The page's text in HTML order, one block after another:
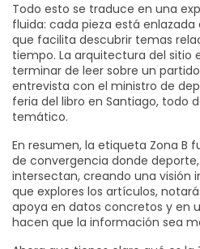
Todo esto se traduce en una
fluida: cada pieza está enlazada
que facilita descubrir temas
tiempo. La arquitectura del sitio
terminar de leer sobre un
entrevista con el ministro de
feria del libro en Santiago, todo
temático.
En resumen, la etiqueta Zona B
de convergencia donde
intersectan, creando una visión
que explores los artículos,
apoya en datos concretos y en
hacen que la información sea